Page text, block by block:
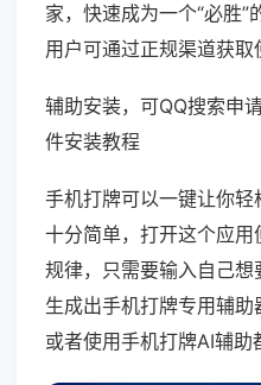
家，快速成为一个“必胜
用户可通过正规渠道获取
辅助安装，可QQ搜索申
件安装教程
手机打牌可以一键让你轻
十分简单，打开这个应
规律，只需要输入自己
生成出手机打牌专用辅
或者使用手机打牌AI辅助